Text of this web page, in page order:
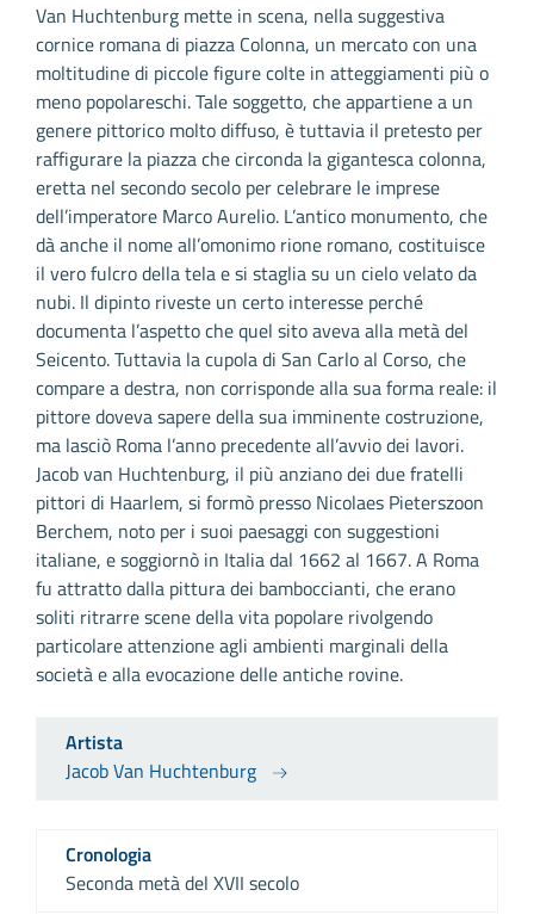
Van Huchtenburg mette in scena, nella suggestiva
cornice romana di piazza Colonna, un mercato con una
moltitudine di piccole figure colte in atteggiamenti più o
meno popolareschi. Tale soggetto, che appartiene a un
genere pittorico molto diffuso, è tuttavia il pretesto per
raffigurare la piazza che circonda la gigantesca colonna,
eretta nel secondo secolo per celebrare le imprese
dell’imperatore Marco Aurelio. L’antico monumento, che
dà anche il nome all’omonimo rione romano, costituisce
il vero fulcro della tela e si staglia su un cielo velato da
nubi. Il dipinto riveste un certo interesse perché
documenta l’aspetto che quel sito aveva alla metà del
Seicento. Tuttavia la cupola di San Carlo al Corso, che
compare a destra, non corrisponde alla sua forma reale: il
pittore doveva sapere della sua imminente costruzione,
ma lasciò Roma l’anno precedente all’avvio dei lavori.
Jacob van Huchtenburg, il più anziano dei due fratelli
pittori di Haarlem, si formò presso Nicolaes Pieterszoon
Berchem, noto per i suoi paesaggi con suggestioni
italiane, e soggiornò in Italia dal 1662 al 1667. A Roma
fu attratto dalla pittura dei bamboccianti, che erano
soliti ritrarre scene della vita popolare rivolgendo
particolare attenzione agli ambienti marginali della
società e alla evocazione delle antiche rovine.
Artista
Jacob Van Huchtenburg
Cronologia
Seconda metà del XVII secolo